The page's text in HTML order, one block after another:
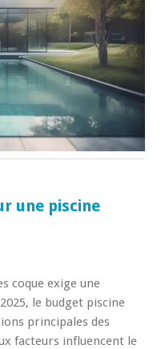
une piscine
coque exige une
le budget piscine
principales des
facteurs influencent le